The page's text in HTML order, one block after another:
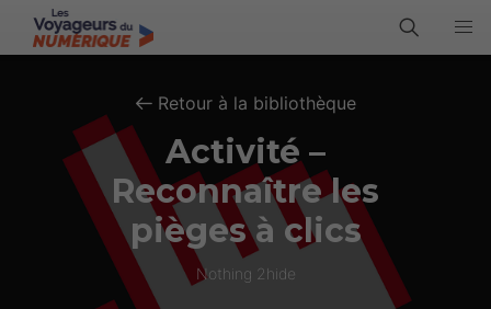
Retour à la bibliothèque
Activité –
Reconnaître les
pièges à clics
Nothing 2hide